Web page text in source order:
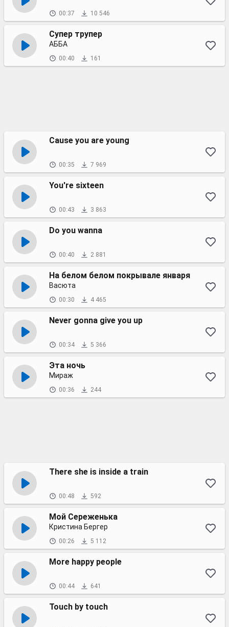
00:37 10 546
Супер трупер
АББА
00:40 161
Сause you are young
00:35 7 969
You're sixteen
00:43 3 863
Do you wanna
00:40 2 881
На белом белом покрывале января
Васюта
00:30 4 465
Never gonna give you up
00:34 5 366
Эта ночь
Мираж
00:36 244
There she is inside a train
00:48 592
Мой Сереженька
Кристина Бергер
00:26 5 112
More happy people
00:44 641
Touch by touch